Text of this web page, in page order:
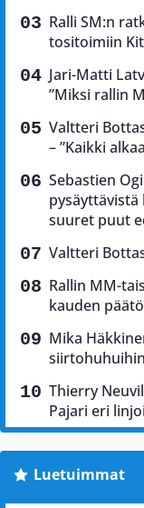
Ralli SM:n
tositoimiin
Jari-Matti
”Miksi rallin
Valtteri
– ”Kaikki
Sebastien
pysäyttävistä
suuret puut
Valtteri
Rallin MM-
kauden
Mika
siirtohuhuihin
Thierry
Pajari eri
Luetuimmat